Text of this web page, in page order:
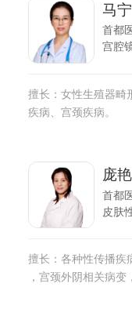
马宁
首都
宫腔
擅长：女性生殖器畸
疾病、宫颈疾病。
庞
首都
皮肤
擅长：各种性传播疾
，宫颈外阴相关病